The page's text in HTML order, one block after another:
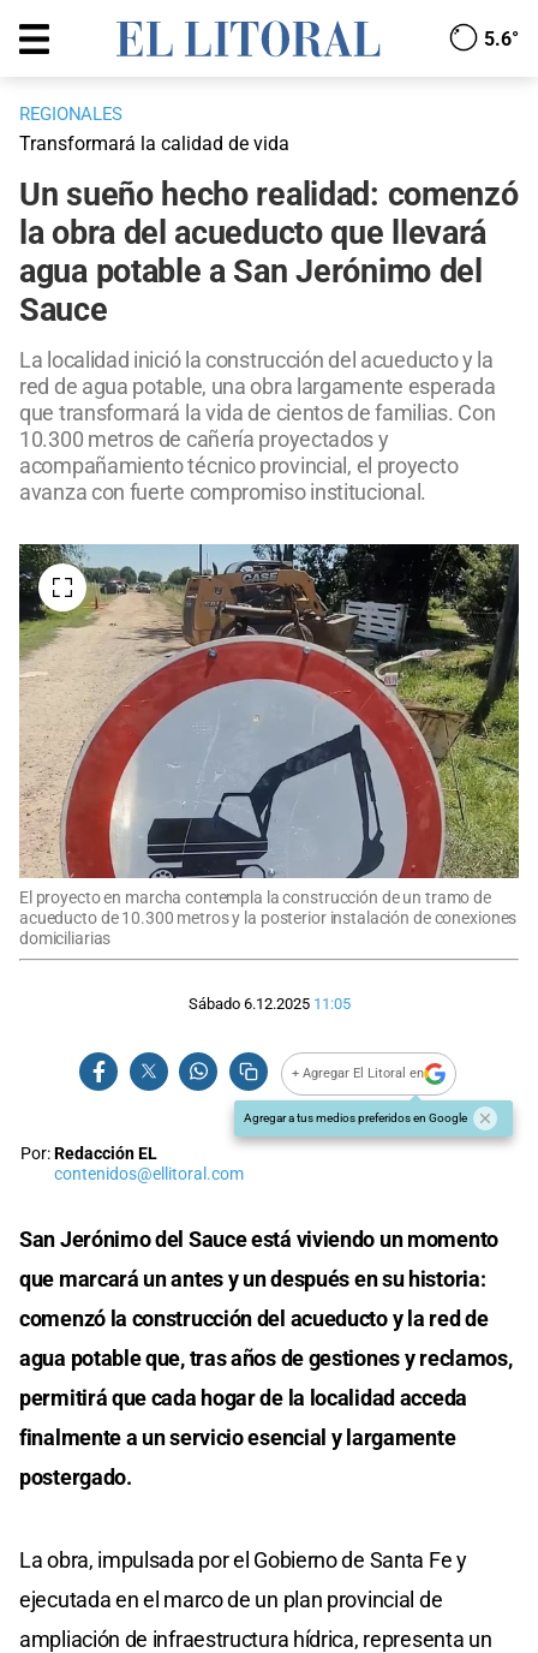
5.6°
REGIONALES
Transformará la calidad de vida
Un sueño hecho realidad: comenzó
la obra del acueducto que llevará
agua potable a San Jerónimo del
Sauce
La localidad inició la construcción del acueducto y la
red de agua potable, una obra largamente esperada
que transformará la vida de cientos de familias. Con
10.300 metros de cañería proyectados y
acompañamiento técnico provincial, el proyecto
avanza con fuerte compromiso institucional.
El proyecto en marcha contempla la construcción de un tramo de
acueducto de 10.300 metros y la posterior instalación de conexiones
domiciliarias
Sábado 6.12.2025 11:05
+ Agregar El Litoral en
Agregar a tus medios preferidos en Google
Por:Redacción EL
contenidos@ellitoral.com
San Jerónimo del Sauce está viviendo un momento
que marcará un antes y un después en su historia:
comenzó la construcción del acueducto y la red de
agua potable que, tras años de gestiones y reclamos,
permitirá que cada hogar de la localidad acceda
finalmente a un servicio esencial y largamente
postergado.
La obra, impulsada por el Gobierno de Santa Fe y
ejecutada en el marco de un plan provincial de
ampliación de infraestructura hídrica, representa un